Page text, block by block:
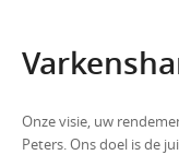
Onze visie, uw
Peters. Ons doel is de